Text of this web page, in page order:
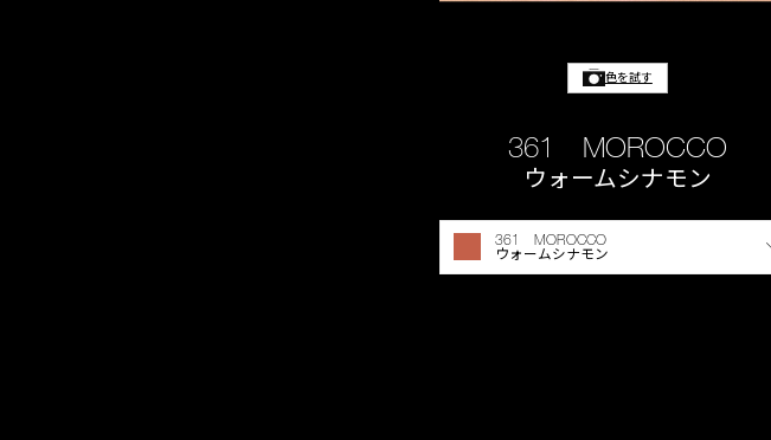
色を試す
361 MOROCCO
ウォームシナモン
361 MOROCCO
ウォームシナモン